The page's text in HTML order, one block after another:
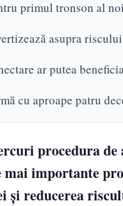
primul tronson al
asupra
ar putea
cu aproape patru
procedura
importante
și reducerea